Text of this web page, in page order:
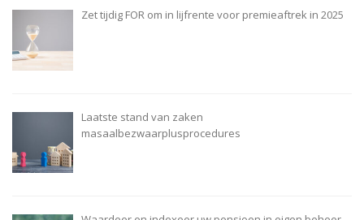
Zet tijdig FOR om in lijfrente voor premieaftrek in 2025
Laatste stand van zaken
masaalbezwaarplusprocedures